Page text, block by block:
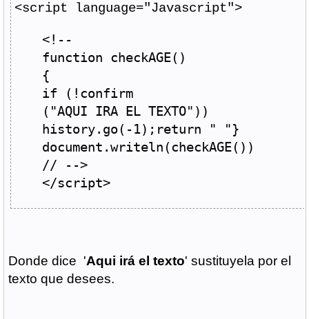
<script language="Javascript">
<!--
function checkAGE()
{
if
(! confirm
( "AQUI IRA EL TEXTO" ))
history. go(-1); return " "}
document .writeln (checkAGE())
// -->
</script>
Donde dice 'Aqui irá el texto' sustituyela por el
texto que desees.